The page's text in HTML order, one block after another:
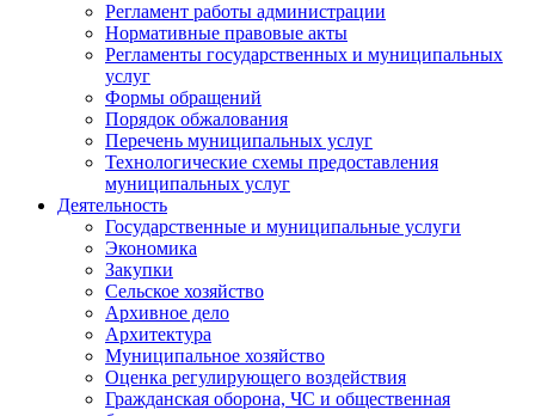
Регламент работы администрации
Нормативные правовые акты
Регламенты государственных и муниципальных
услуг
Формы обращений
Порядок обжалования
Перечень муниципальных услуг
Технологические схемы предоставления
муниципальных услуг
Деятельность
Государственные и муниципальные услуги
Экономика
Закупки
Сельское хозяйство
Архивное дело
Архитектура
Муниципальное хозяйство
Оценка регулирующего воздействия
Гражданская оборона, ЧС и общественная